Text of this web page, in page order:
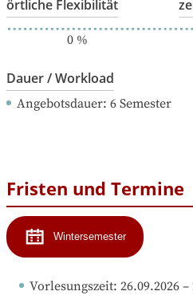
örtliche Flexibilität
0%
Dauer / Workload
Angebotsdauer: 6 Semester
Fristen und Termine
Wintersemester
Vorlesungszeit: 26.09.2026 –